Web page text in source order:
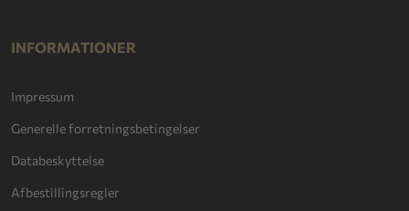
INFORMATIONER
Impressum
Generelle forretningsbetingelser
Databeskyttelse
Afbestillingsregler